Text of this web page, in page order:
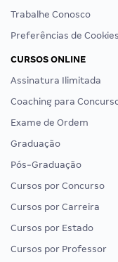
Trabalhe Conosco
Preferências de Cookies
CURSOS ONLINE
Assinatura Ilimitada
Coaching para
Exame de Ordem
Graduação
Pós-Graduação
Cursos por Concurso
Cursos por Carreira
Cursos por Estado
Cursos por Professor